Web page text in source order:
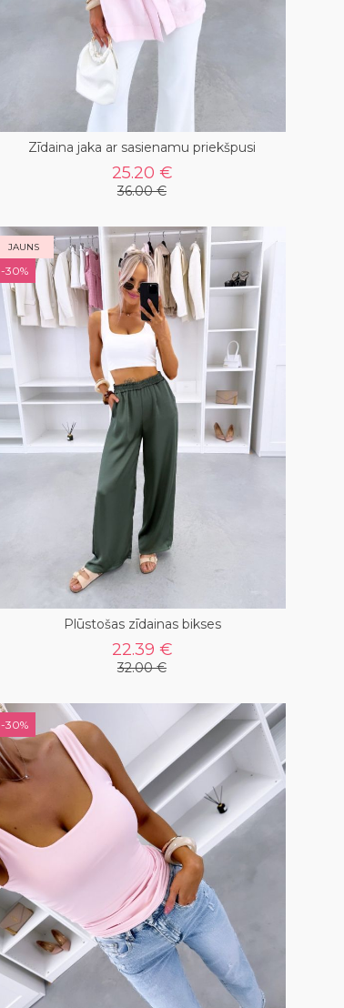
Zīdaina jaka ar sasienamu priekšpusi
25.20 €
36.00 €
JAUNS
-30%
Plūstošas zīdainas bikses
22.39 €
32.00 €
-30%